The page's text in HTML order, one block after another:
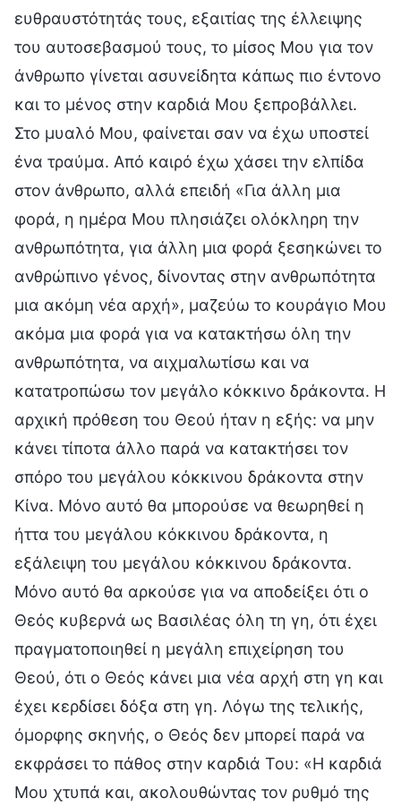
ευθραυστότητάς τους, εξαιτίας της έλλειψης
του αυτοσεβασμού τους, το μίσος Μου για τον
άνθρωπο γίνεται ασυνείδητα κάπως πιο έντονο
και το μένος στην καρδιά Μου ξεπροβάλλει.
Στο μυαλό Μου, φαίνεται σαν να έχω υποστεί
ένα τραύμα. Από καιρό έχω χάσει την ελπίδα
στον άνθρωπο, αλλά επειδή «Για άλλη μια
φορά, η ημέρα Μου πλησιάζει ολόκληρη την
ανθρωπότητα, για άλλη μια φορά ξεσηκώνει το
ανθρώπινο γένος, δίνοντας στην ανθρωπότητα
μια ακόμη νέα αρχή», μαζεύω το κουράγιο Μου
ακόμα μια φορά για να κατακτήσω όλη την
ανθρωπότητα, να αιχμαλωτίσω και να
κατατροπώσω τον μεγάλο κόκκινο δράκοντα. Η
αρχική πρόθεση του Θεού ήταν η εξής: να μην
κάνει τίποτα άλλο παρά να κατακτήσει τον
σπόρο του μεγάλου κόκκινου δράκοντα στην
Κίνα. Μόνο αυτό θα μπορούσε να θεωρηθεί η
ήττα του μεγάλου κόκκινου δράκοντα, η
εξάλειψη του μεγάλου κόκκινου δράκοντα.
Μόνο αυτό θα αρκούσε για να αποδείξει ότι ο
Θεός κυβερνά ως Βασιλέας όλη τη γη, ότι έχει
πραγματοποιηθεί η μεγάλη επιχείρηση του
Θεού, ότι ο Θεός κάνει μια νέα αρχή στη γη και
έχει κερδίσει δόξα στη γη. Λόγω της τελικής,
όμορφης σκηνής, ο Θεός δεν μπορεί παρά να
εκφράσει το πάθος στην καρδιά Του: «Η καρδιά
Μου χτυπά και, ακολουθώντας τον ρυθμό της